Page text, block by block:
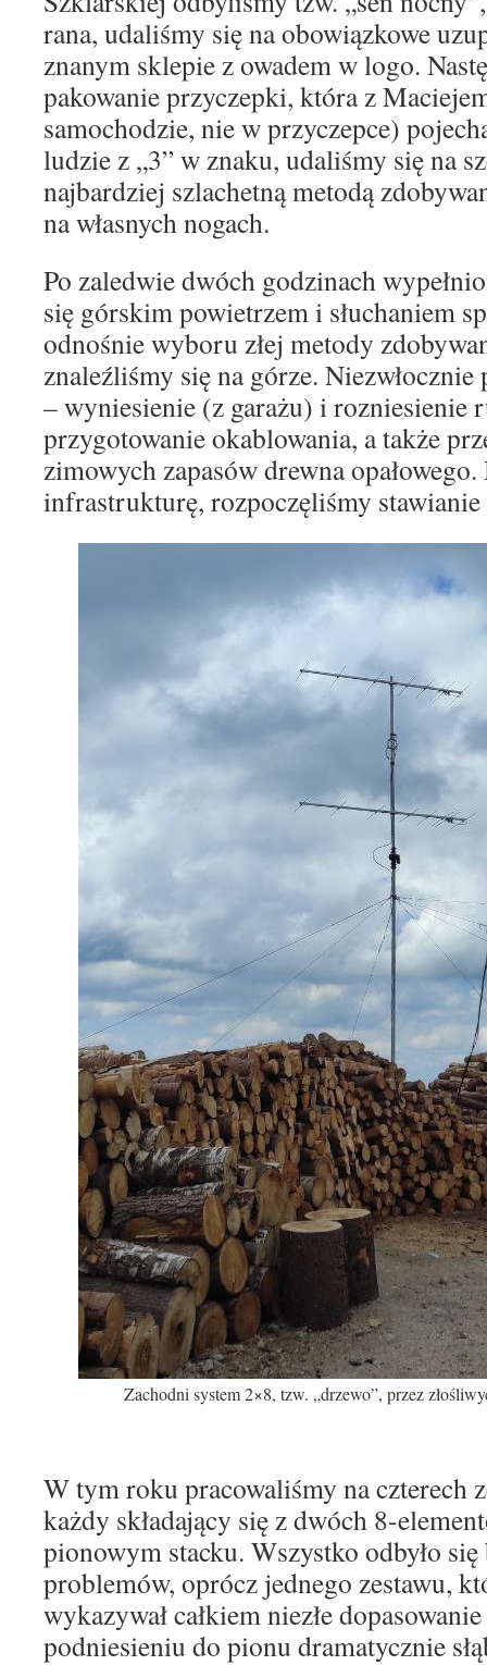
rana, udaliśmy się na obowiązkowe
znanym sklepie z owadem w logo.
pakowanie przyczepki, która z
samochodzie, nie w przyczepce)
ludzie z „3” w znaku, udaliśmy się na
najbardziej szlachetną metodą
na własnych nogach.
Po zaledwie dwóch godzinach
się górskim powietrzem i słuchaniem
odnośnie wyboru złej metody
znaleźliśmy się na górze.
– wyniesienie (z garażu) i rozniesienie
przygotowanie okablowania, a także
zimowych zapasów drewna
infrastrukturę, rozpoczęliśmy stawianie
Zachodni system 2×8, tzw. „drzewo”, przez
W tym roku pracowaliśmy na czterech
każdy składający się z dwóch 8-
pionowym stacku. Wszystko odbyło
problemów, oprócz jednego zestawu,
wykazywał całkiem niezłe
podniesieniu do pionu dramatycznie